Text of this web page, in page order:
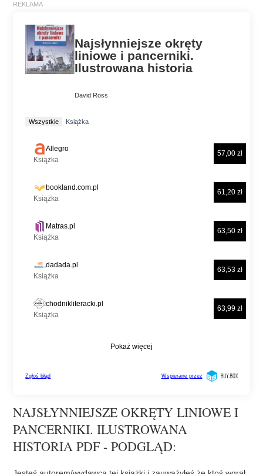
NAJSŁYNNIEJSZE OKRĘTY LINIOWE I
PANCERNIKI. ILUSTROWANA
HISTORIA PDF - PODGLĄD: